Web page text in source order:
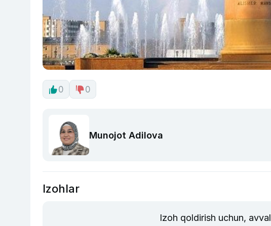
0 0
Munojot Adilova
Izohlar
Izoh qoldirish uchun, avval